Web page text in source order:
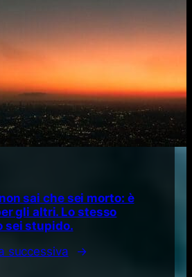
sai che sei morto: è
gli altri. Lo stesso
sei stupido.
successiva →